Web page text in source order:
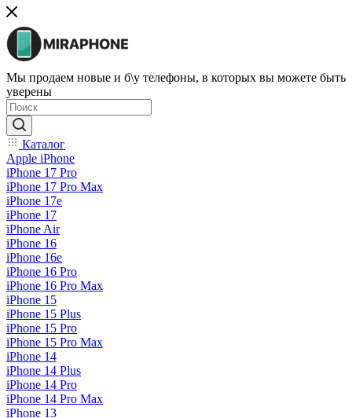
Мы продаем новые и б\у телефоны, в которых вы можете быть
уверены
Каталог
Apple iPhone
iPhone 17 Pro
iPhone 17 Pro Max
iPhone 17e
iPhone 17
iPhone Air
iPhone 16
iPhone 16e
iPhone 16 Pro
iPhone 16 Pro Max
iPhone 15
iPhone 15 Plus
iPhone 15 Pro
iPhone 15 Pro Max
iPhone 14
iPhone 14 Plus
iPhone 14 Pro
iPhone 14 Pro Max
iPhone 13